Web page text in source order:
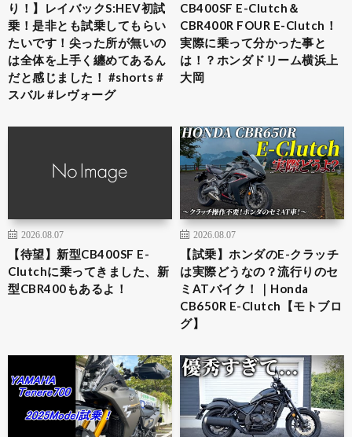
り！】レイバックS:HEV初試
乗！是非とも試乗してもらい
たいです！尖った所が無いの
は全体を上手く纏めてあるん
だと感じました！ #shorts #
スバル #レヴォーグ
CB400SF E-Clutch＆
CBR400R FOUR E-Clutch！
実際に乗って分かった事と
は！？ホンダドリーム横浜上
大岡
2026.08.07
【待望】新型CB400SF E-
Clutchに乗ってきました、新
型CBR400もあるよ！
2026.08.07
【試乗】ホンダのE-クラッチ
は実際どうなの？流行りのセ
ミATバイク！｜Honda
CB650R E-Clutch【モトブロ
グ】